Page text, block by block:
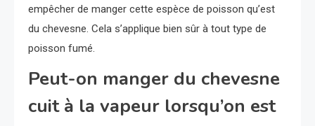
empêcher de manger cette espèce de poisson qu’est
du chevesne. Cela s’applique bien sûr à tout type de
poisson fumé.
Peut-on manger du chevesne
cuit à la vapeur lorsqu’on est